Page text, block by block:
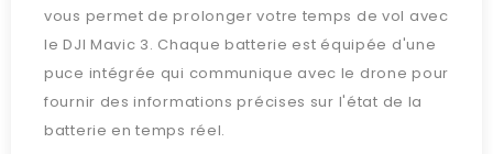
vous permet de prolonger votre temps de vol avec
le DJI Mavic 3. Chaque batterie est équipée d'une
puce intégrée qui communique avec le drone pour
fournir des informations précises sur l'état de la
batterie en temps réel.